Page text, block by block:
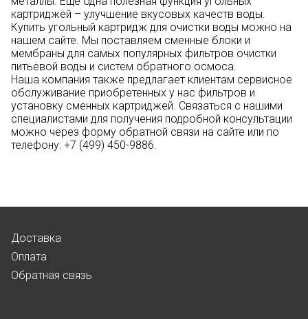
картриджей – улучшение вкусовых качеств воды.
Купить угольный картридж для очистки воды можно на
нашем сайте. Мы поставляем сменные блоки и
мембраны для самых популярных фильтров очистки
питьевой воды и систем обратного осмоса.
Наша компания также предлагает клиентам сервисное
обслуживание приобретенных у нас фильтров и
установку сменных картриджей. Связаться с нашими
специалистами для получения подробной консультации
можно через форму обратной связи на сайте или по
телефону: +7 (499) 450-9886.
Доставка
Оплата
Обратная связь